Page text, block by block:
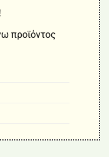
προϊόντος